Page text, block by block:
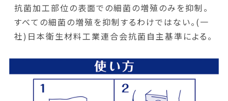
抗菌加工部位の表面での細菌の増殖のみを抑制。
すべての細菌の増殖を抑制するわけではない。(一
社)日本衛生材料工業連合会抗菌自主基準による。